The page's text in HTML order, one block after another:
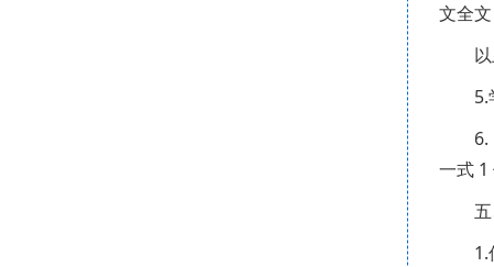
文全
5.
一式 1
1.